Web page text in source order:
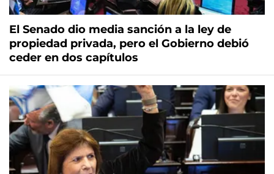
El Senado dio media sanción a la ley de
propiedad privada, pero el Gobierno debió
ceder en dos capítulos